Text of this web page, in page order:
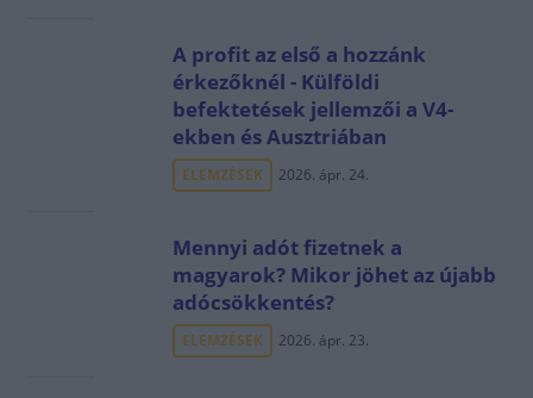
A profit az első a hozzánk
érkezőknél - Külföldi
befektetések jellemzői a V4-
ekben és Ausztriában
ELEMZÉSEK 2026. ápr. 24.
Mennyi adót fizetnek a
magyarok? Mikor jöhet az újabb
adócsökkentés?
ELEMZÉSEK 2026. ápr. 23.